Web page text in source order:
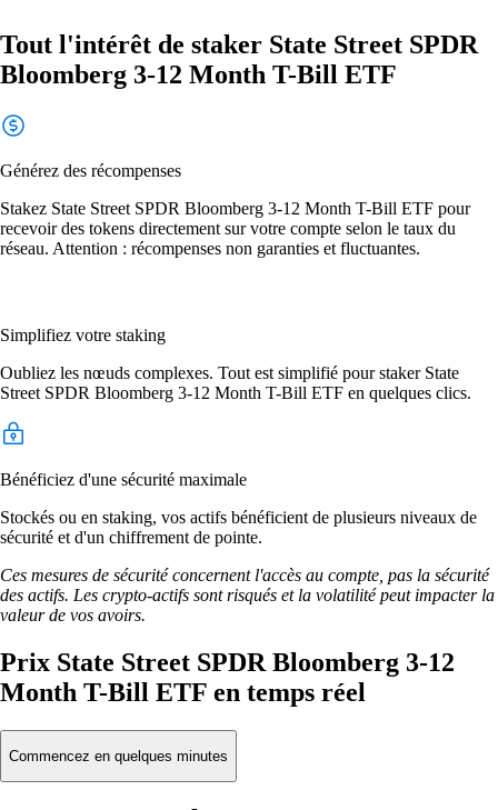
Tout l'intérêt de staker State Street SPDR
Bloomberg 3-12 Month T-Bill ETF
Générez des récompenses
Stakez State Street SPDR Bloomberg 3-12 Month T-Bill ETF pour
recevoir des tokens directement sur votre compte selon le taux du
réseau. Attention : récompenses non garanties et fluctuantes.
Simplifiez votre staking
Oubliez les nœuds complexes. Tout est simplifié pour staker State
Street SPDR Bloomberg 3-12 Month T-Bill ETF en quelques clics.
Bénéficiez d'une sécurité maximale
Stockés ou en staking, vos actifs bénéficient de plusieurs niveaux de
sécurité et d'un chiffrement de pointe.
Ces mesures de sécurité concernent l'accès au compte, pas la sécurité
des actifs. Les crypto-actifs sont risqués et la volatilité peut impacter la
valeur de vos avoirs.
Prix State Street SPDR Bloomberg 3-12
Month T-Bill ETF en temps réel
Commencez en quelques minutes